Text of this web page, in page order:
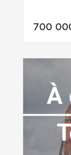
700